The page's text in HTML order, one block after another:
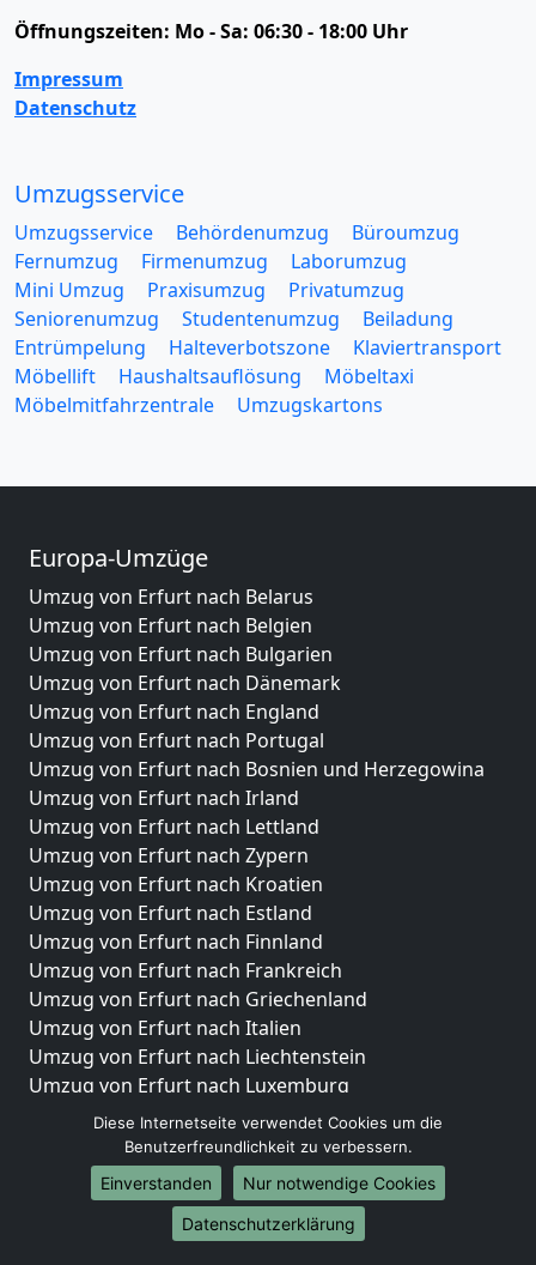
Öffnungszeiten: Mo - Sa: 06:30 - 18:00 Uhr
Impressum
Datenschutz
Umzugsservice
Umzugsservice Behördenumzug
Büroumzug
Fernumzug
Firmenumzug
Laborumzug
Mini Umzug
Praxisumzug
Privatumzug
Seniorenumzug
Studentenumzug
Beiladung
Entrümpelung
Halteverbotszone
Klaviertransport
Möbellift
Haushaltsauflösung
Möbeltaxi
Möbelmitfahrzentrale
Umzugskartons
Europa-Umzüge
Umzug von Erfurt nach Belarus
Umzug von Erfurt nach Belgien
Umzug von Erfurt nach Bulgarien
Umzug von Erfurt nach Dänemark
Umzug von Erfurt nach England
Umzug von Erfurt nach Portugal
Umzug von Erfurt nach Bosnien und Herzegowina
Umzug von Erfurt nach Irland
Umzug von Erfurt nach Lettland
Umzug von Erfurt nach Zypern
Umzug von Erfurt nach Kroatien
Umzug von Erfurt nach Estland
Umzug von Erfurt nach Finnland
Umzug von Erfurt nach Frankreich
Umzug von Erfurt nach Griechenland
Umzug von Erfurt nach Italien
Umzug von Erfurt nach Liechtenstein
Umzug von Erfurt nach Luxemburg
Umzug von Erfurt nach Niederlande
Umzug von Erfurt nach Norwegen
Umzüge-Deutschlandweit
Umzug von Erfurt nach Berlin
Diese Internetseite verwendet Cookies um die
Benutzerfreundlichkeit zu verbessern.
Einverstanden
Nur notwendige Cookies
Datenschutzerklärung